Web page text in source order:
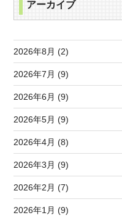
アーカイブ
2026年8月 (2)
2026年7月 (9)
2026年6月 (9)
2026年5月 (9)
2026年4月 (8)
2026年3月 (9)
2026年2月 (7)
2026年1月 (9)